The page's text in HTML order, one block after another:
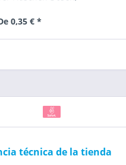
0,35 € *
técnica de la tienda